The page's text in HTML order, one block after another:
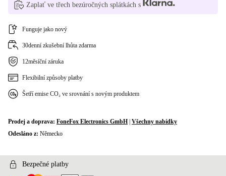
Zaplať ve třech bezúročných splátkách s
Funguje jako nový
30denní zkušební lhůta zdarma
12měsíční záruka
Flexibilní způsoby platby
Šetří emise CO₂ ve srovnání s novým produktem
Prodej a doprava: FoneFox Electronics GmbH Všechny nabídky
Odesláno z: Německo
Bezpečné platby